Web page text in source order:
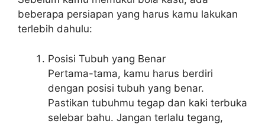
beberapa persiapan yang harus kamu lakukan
terlebih dahulu:
Posisi Tubuh yang Benar
Pertama-tama, kamu harus berdiri
dengan posisi tubuh yang benar.
Pastikan tubuhmu tegap dan kaki terbuka
selebar bahu. Jangan terlalu tegang,